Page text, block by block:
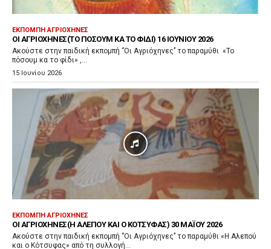
α
ρ
α
γ
ω
γ
υ
ΕΚΠΟΜΠΉ ΑΓΡΙΌΧΗΝΕΣ
ΟΙ ΑΓΡΙΌΧΗΝΕΣ(ΤΟ ΠΌΣΟΥΜ ΚΑ ΤΟ ΦΊΔΙ) 16 ΙΟΥΝΊΟΥ 2026
Ακούστε στην παιδική εκπομπή ‘’Οι Αγριόχηνες’’ το παραμύθι «Το
πόσουμ κα το φίδι» ,...
15 Ιουνίου 2026
ΕΚΠΟΜΠΉ ΑΓΡΙΌΧΗΝΕΣ
ΟΙ ΑΓΡΙΌΧΗΝΕΣ(H ΑΛΕΠΟΎ ΚΑΙ Ο ΚΌΤΣΥΦΑΣ) 30 ΜΑΪ́ΟΥ 2026
Ακούστε στην παιδική εκπομπή ‘’Οι Αγριόχηνες’’ το παραμύθι «H Αλεπού
και ο Κότσυφας» από τη συλλογή...